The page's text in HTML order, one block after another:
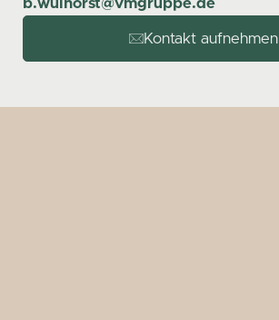
b.wulhorst@vmgruppe.de
Kontakt aufnehmen